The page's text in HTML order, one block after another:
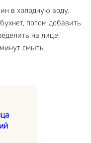
в холодную воду.
потом добавить
на лице,
смыть.